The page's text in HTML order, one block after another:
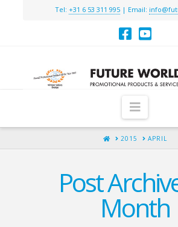
Tel: +31 6 53 311 995| Email:
HOME
2015 APRIL
Post
Month